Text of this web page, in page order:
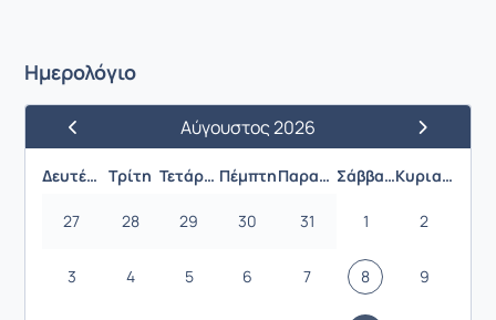
Ημερολόγιο
Προηγούμενος ΜήναςΑύγουστος 2026
Επόμενος
Δευτέρα Τρίτη Τετάρτη Πέμπτη Παρασκευή Σάββατο Κυριακή
27 28 29 30 31 1 2
3 4 5 6 7 8 9